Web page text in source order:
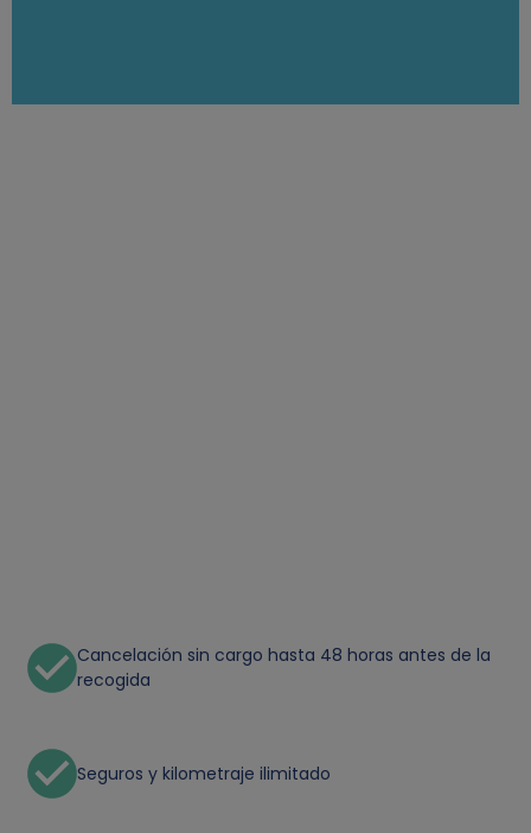
Cancelación sin cargo hasta 48 horas antes de la
recogida
Seguros y kilometraje ilimitado